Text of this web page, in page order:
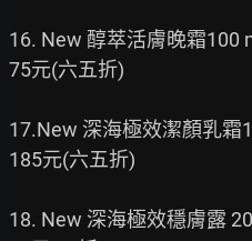
16. New 醇萃活膚晚霜100
75元(六五折)
17.New 深海極效潔顏乳霜
185元(六五折)
18. New 深海極效穩膚露